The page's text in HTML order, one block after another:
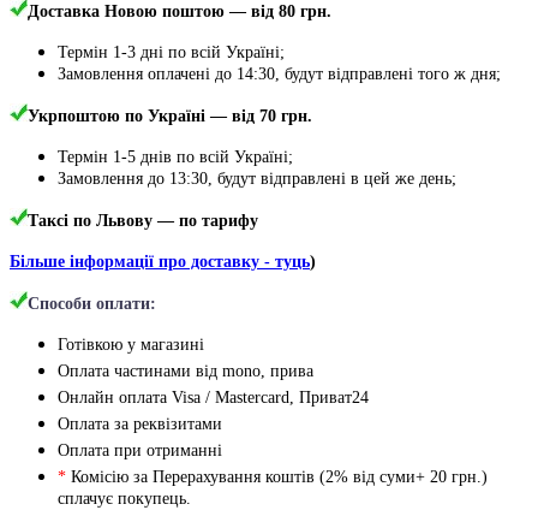
Доставка Новою поштою — від 80 грн.
Термін 1-3 дні по всій Україні;
Замовлення оплачені до 14:30, будут відправлені того ж дня;
Укрпоштою по Україні — від 70 грн.
Термін 1-5 днів по всій Україні;
Замовлення до 13:30, будут відправлені в цей же день;
Таксі по Львову — по тарифу
Більше інформації про доставку - туць)
Способи оплати:
Готівкою у магазині
Оплата частинами від mono, прива
Онлайн оплата Visa / Mastercard, Приват24
Оплата за реквізитами
Оплата при отриманні
* Комісію за Перерахування коштів (2% від суми+ 20 грн.)
сплачує покупець.